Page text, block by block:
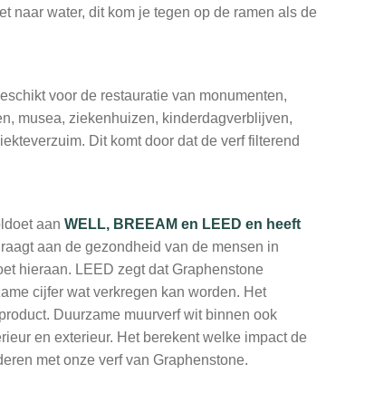
naar water, dit kom je tegen op de ramen als de
voor de restauratie van monumenten,
musea, ziekenhuizen, kinderdagverblijven,
Dit komt door dat de verf filterend
aanWELL, BREEAM en LEED en heeft
aan de gezondheid van de mensen in
hieraan. LEED zegt dat Graphenstone
cijfer wat verkregen kan worden. Het
Duurzame muurverf wit binnen ook
en exterieur. Het berekent welke impact de
met onze verf van Graphenstone.